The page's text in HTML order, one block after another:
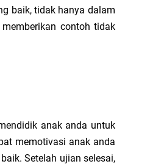
baik, tidak hanya dalam
contoh tidak
anak anda untuk
memotivasi anak anda
Setelah ujian selesai,